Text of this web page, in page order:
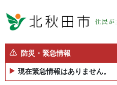
防災・緊急情報
現在緊急情報はありません。